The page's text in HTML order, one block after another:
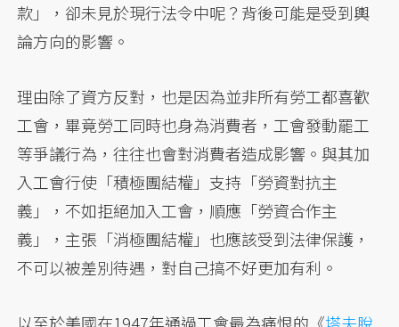
款」，卻未見於現行法令中呢？背後可能是受到輿
論方向的影響。
理由除了資方反對，也是因為並非所有勞工都喜歡
工會，畢竟勞工同時也身為消費者，工會發動罷工
等爭議行為，往往也會對消費者造成影響。與其加
入工會行使「積極團結權」支持「勞資對抗主
義」，不如拒絕加入工會，順應「勞資合作主
義」，主張「消極團結權」也應該受到法律保護，
不可以被差別待遇，對自己搞不好更加有利。